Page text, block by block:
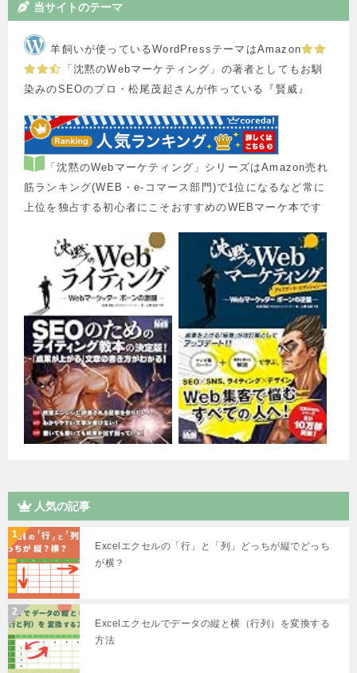
当サイトのテーマ
羊飼いが使っているWordPressテーマはAmazon
「沈黙のWebマーケティング」の著者としてもお馴
染みのSEOのプロ・松尾茂起さんが作っている『賢威』
「沈黙のWebマーケティング」シリーズはAmazon売れ
筋ランキング(WEB・e-コマース部門)で1位になるなど常に
上位を独占する初心者にこそおすすめのWEBマーケ本です
人気の記事
Excelエクセルの「行」と「列」どっちが縦でどっち
が横？
Excelエクセルでデータの縦と横（行列）を変換する
方法